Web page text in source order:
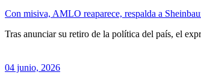
Con misiva, AMLO reaparece, respalda a
Tras anunciar su retiro de la política del país, el
04 junio, 2026